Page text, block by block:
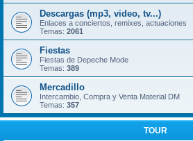
Descargas (mp3, video, tv...)
Enlaces a conciertos, remixes, actuaciones
Temas: 2061
Fiestas
Fiestas de Depeche Mode
Temas: 389
Mercadillo
Intercambio, Compra y Venta Material DM
Temas: 357
TOUR